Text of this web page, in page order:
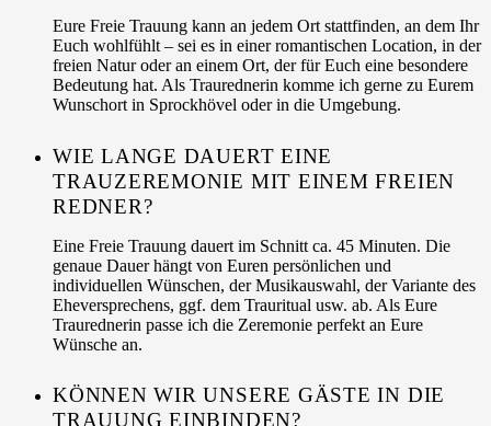
Eure Freie Trauung kann an jedem Ort stattfinden, an dem Ihr
Euch wohlfühlt – sei es in einer romantischen Location, in der
freien Natur oder an einem Ort, der für Euch eine besondere
Bedeutung hat. Als Traurednerin komme ich gerne zu Eurem
Wunschort in Sprockhövel oder in die Umgebung.
WIE LANGE DAUERT EINE
TRAUZEREMONIE MIT EINEM FREIEN
REDNER?
Eine Freie Trauung dauert im Schnitt ca. 45 Minuten. Die
genaue Dauer hängt von Euren persönlichen und
individuellen Wünschen, der Musikauswahl, der Variante des
Eheversprechens, ggf. dem Trauritual usw. ab. Als Eure
Traurednerin passe ich die Zeremonie perfekt an Eure
Wünsche an.
KÖNNEN WIR UNSERE GÄSTE IN DIE
TRAUUNG EINBINDEN?